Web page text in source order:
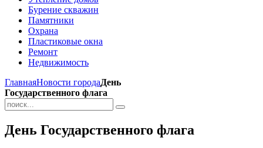
Бурение скважин
Памятники
Охрана
Пластиковые окна
Ремонт
Недвижимость
ГлавнаяНовости городаДень
Государственного флага
День Государственного флага